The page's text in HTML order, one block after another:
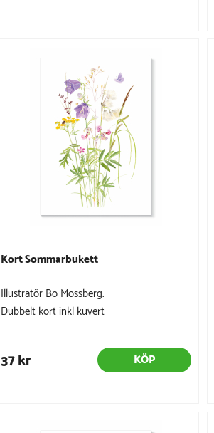
Kort Sommarbukett
Illustratör Bo Mossberg.
Dubbelt kort inkl kuvert
37 kr KÖP